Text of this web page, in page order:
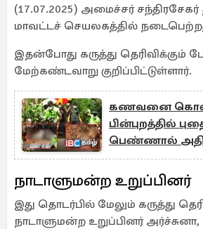
(17.07.2025) அமைச்சர்
மாவட்டச் செயலகத்தில்
இதன்போது கருத்து தெரிவிக்கும்
மேற்கண்டவாறு குறிப்பிட்டுள்ளார்.
கணவனை
பின்புறத்தில்
பெண்ணால்
நாடாளுமன்ற உறுப்பினர்
இது தொடர்பில் மேலும் கருத்து
நாடாளுமன்ற உறுப்பினர் அர்ச்சுனா,